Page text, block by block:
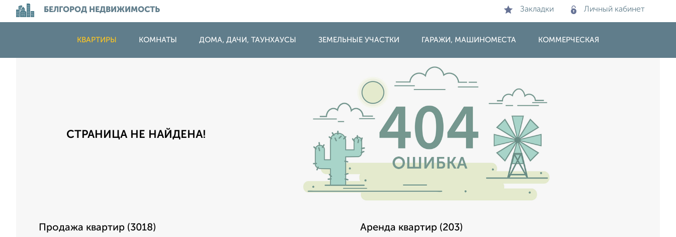
БЕЛГОРОД НЕДВИЖИМОСТЬ Закладки Личный кабинет
КВАРТИРЫ КОМНАТЫ ДОМА, ДАЧИ, ТАУНХАУСЫ ЗЕМЕЛЬНЫЕ УЧАСТКИ ГАРАЖИ, МАШИНОМЕСТА КОММЕРЧЕСКАЯ
СТРАНИЦА НЕ НАЙДЕНА!
Продажа квартир (3018) Аренда квартир (203)